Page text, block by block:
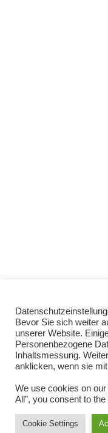
Bevor Sie sich weiter
unserer Website.
Personenbezogene
Inhaltsmessung.
anklicken, wenn sie
We use cookies on
All”, you consent to
Cookie Settings